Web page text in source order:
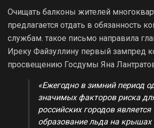
Очищать балконы жителей
предлагается отдать в обязанность
службам. такое письмо направила
Иреку Файзуллину первый зампред
просвещению Госдумы Яна
«Ежегодно в зимний период
значимых факторов риска
российских городов является
образование льда на